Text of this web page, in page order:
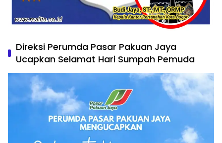
Direksi Perumda Pasar Pakuan Jaya
Ucapkan Selamat Hari Sumpah Pemuda